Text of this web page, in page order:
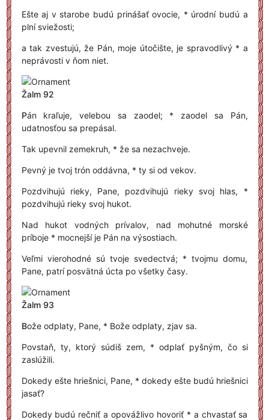
Ešte aj v starobe budú prinášať ovocie, * úrodní budú a
plní sviežosti;
a tak zvestujú, že Pán, moje útočište, je spravodlivý * a
neprávosti v ňom niet.
Žalm 92
Pán kraľuje, velebou sa zaodel; * zaodel sa Pán,
udatnosťou sa prepásal.
Tak upevnil zemekruh, * že sa nezachveje.
Pevný je tvoj trón oddávna, * ty si od vekov.
Pozdvihujú rieky, Pane, pozdvihujú rieky svoj hlas, *
pozdvihujú rieky svoj hukot.
Nad hukot vodných prívalov, nad mohutné morské
príboje * mocnejší je Pán na výsostiach.
Veľmi vierohodné sú tvoje svedectvá; * tvojmu domu,
Pane, patrí posvätná úcta po všetky časy.
Žalm 93
Bože odplaty, Pane, * Bože odplaty, zjav sa.
Povstaň, ty, ktorý súdiš zem, * odplať pyšným, čo si
zaslúžili.
Dokedy ešte hriešnici, Pane, * dokedy ešte budú hriešnici
jasať?
Dokedy budú rečniť a opovážlivo hovoriť * a chvastať sa